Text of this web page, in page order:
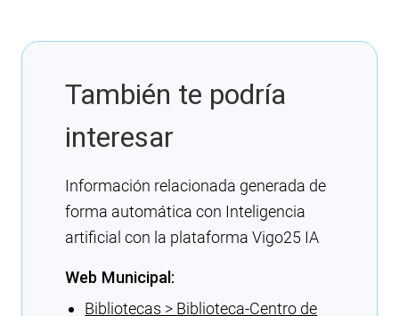
También te podría
interesar
Información relacionada generada de
forma automática con Inteligencia
artificial con la plataforma Vigo25 IA
Web Municipal:
Bibliotecas > Biblioteca-Centro de